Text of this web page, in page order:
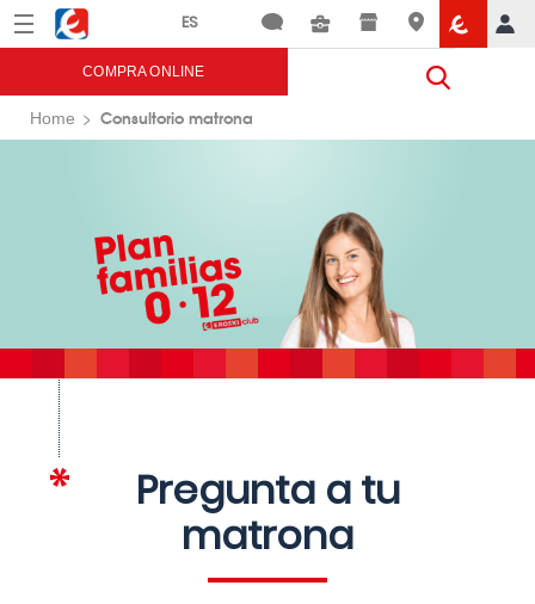
Menú Eroski
COMPRA ONLINE
Home Consultorio matrona
Pregunta a tu
matrona